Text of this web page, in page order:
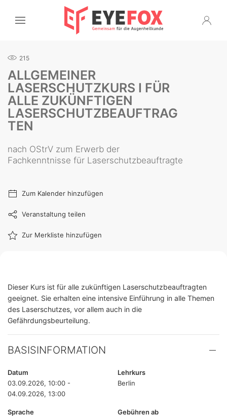
215
ALLGEMEINER
LASERSCHUTZKURS I FÜR
ALLE ZUKÜNFTIGEN
LASERSCHUTZBEAUFTRAG
TEN
nach OStrV zum Erwerb der
Fachkenntnisse für Laserschutzbeauftragte
Zum Kalender hinzufügen
Veranstaltung teilen
Zur Merkliste hinzufügen
Dieser Kurs ist für alle zukünftigen Laserschutzbeauftragten
geeignet. Sie erhalten eine intensive Einführung in alle Themen
des Laserschutzes, vor allem auch in die
Gefährdungsbeurteilung.
BASISINFORMATION
Datum
03.09.2026, 10:00 -
04.09.2026, 13:00
Lehrkurs
Berlin
Sprache
Gebühren ab